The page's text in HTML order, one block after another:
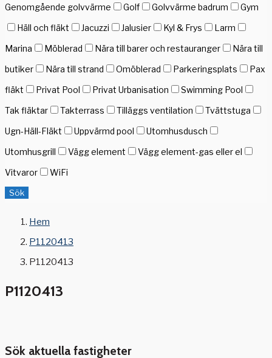
Genomgående golvvärme
Golf Golvvärme badrum
Gym
Häll och fläkt
Jacuzzi Jalusier Kyl & Frys
Larm
Marina
Möblerad Nära till barer och restauranger
Nära till
butiker
Nära till strand Omöblerad Parkeringsplats
Pax
fläkt
Privat Pool Privat Urbanisation
Swimming Pool
Tak fläktar
Takterrass Tilläggs ventilation
Tvättstuga
Ugn-Häll-Fläkt
Uppvärmd pool
Utomhusdusch
Utomhusgrill
Vägg element
Vägg element-gas eller el
Vitvaror
WiFi
Sök
Hem
P1120413
P1120413
P1120413
Sök aktuella fastigheter